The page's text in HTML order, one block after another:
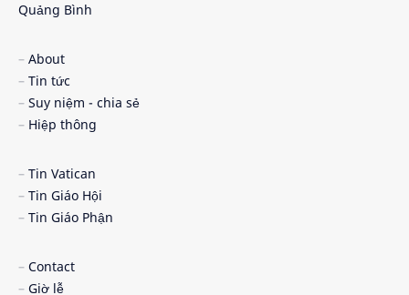
Ad Limina 2026
An ninh mạng
ba bí tích khai tâm
ban bí tích thêm sức
Quảng Bình
About
Tin tức
Suy niệm - chia sẻ
Hiệp thông
Tin Vatican
Tin Giáo Hội
Tin Giáo Phận
Contact
Giờ lễ